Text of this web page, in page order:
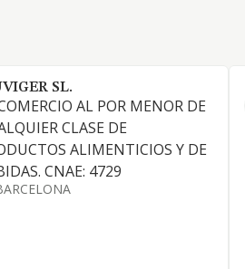
SL.
AL POR MENOR DE
CLASE DE
ALIMENTICIOS Y DE
CNAE: 4729